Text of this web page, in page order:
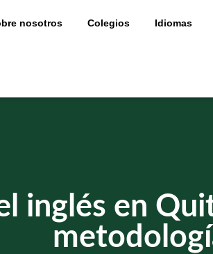
nosotros Colegios Idiomas
inglés en